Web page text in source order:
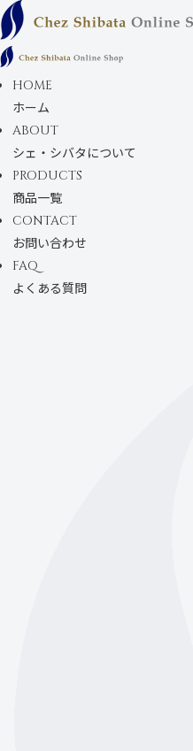
コンテンツにス
キップします
HOME
ホーム
ABOUT
シェ・シバタについて
PRODUCTS
商品一覧
CONTACT
お問い合わせ
FAQ
よくある質問